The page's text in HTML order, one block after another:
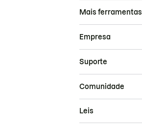
Mais ferramentas
Empresa
Suporte
Comunidade
Leis